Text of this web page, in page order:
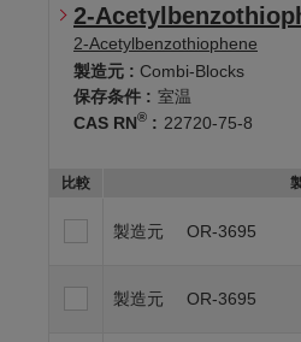
2-
2-Acetylbenzothiophene
製造元 : Combi-Blocks
保存条件 : 室温
CAS RN® : 22720-75-8
比較
製造元 OR-3695
製造元 OR-3695